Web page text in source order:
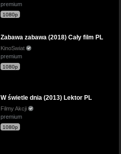
premium
1080p
Zabawa zabawa (2018) Cały film PL
KinoSwiat
premium
1080p
W świetle dnia (2013) Lektor PL
Filmy Akcji
premium
1080p